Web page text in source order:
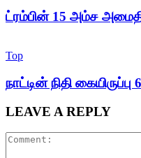
ட்ரம்பின் 15 அம்ச
Top
நாட்டின் நிதி
LEAVE A REPLY